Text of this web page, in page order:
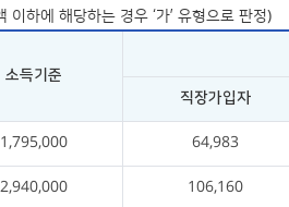
이하에 해당하는 경우 ‘가’ 유형으로 판정)
소득기준
직장가입자
1,795,000 64,983
2,940,000 106,160